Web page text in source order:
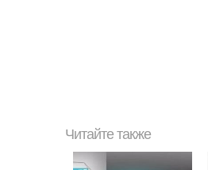
Читайте также